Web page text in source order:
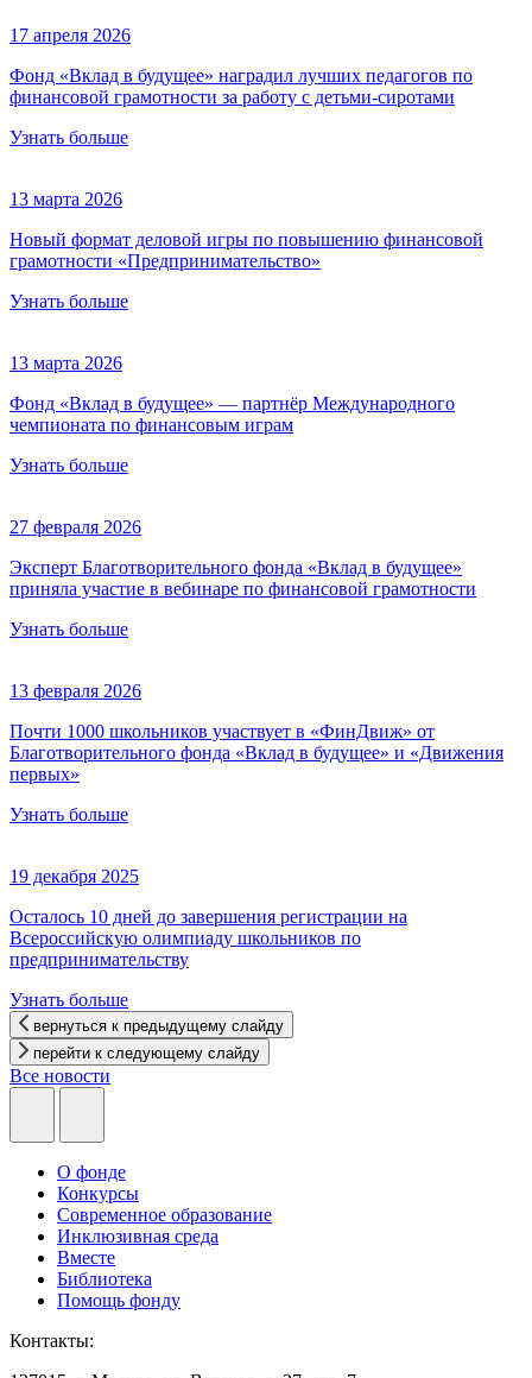
17 апреля 2026
Фонд «Вклад в будущее» наградил лучших педагогов по
финансовой грамотности за работу с детьми-сиротами
Узнать больше
13 марта 2026
Новый формат деловой игры по повышению финансовой
грамотности «Предпринимательство»
Узнать больше
13 марта 2026
Фонд «Вклад в будущее» — партнёр Международного
чемпионата по финансовым играм
Узнать больше
27 февраля 2026
Эксперт Благотворительного фонда «Вклад в будущее»
приняла участие в вебинаре по финансовой грамотности
Узнать больше
13 февраля 2026
Почти 1000 школьников участвует в «ФинДвиж» от
Благотворительного фонда «Вклад в будущее» и «Движения
первых»
Узнать больше
19 декабря 2025
Осталось 10 дней до завершения регистрации на
Всероссийскую олимпиаду школьников по
предпринимательству
Узнать больше
вернуться к предыдущему слайду
перейти к следующему слайду
Все новости
О фонде
Конкурсы
Современное образование
Инклюзивная среда
Вместе
Библиотека
Помощь фонду
Контакты: